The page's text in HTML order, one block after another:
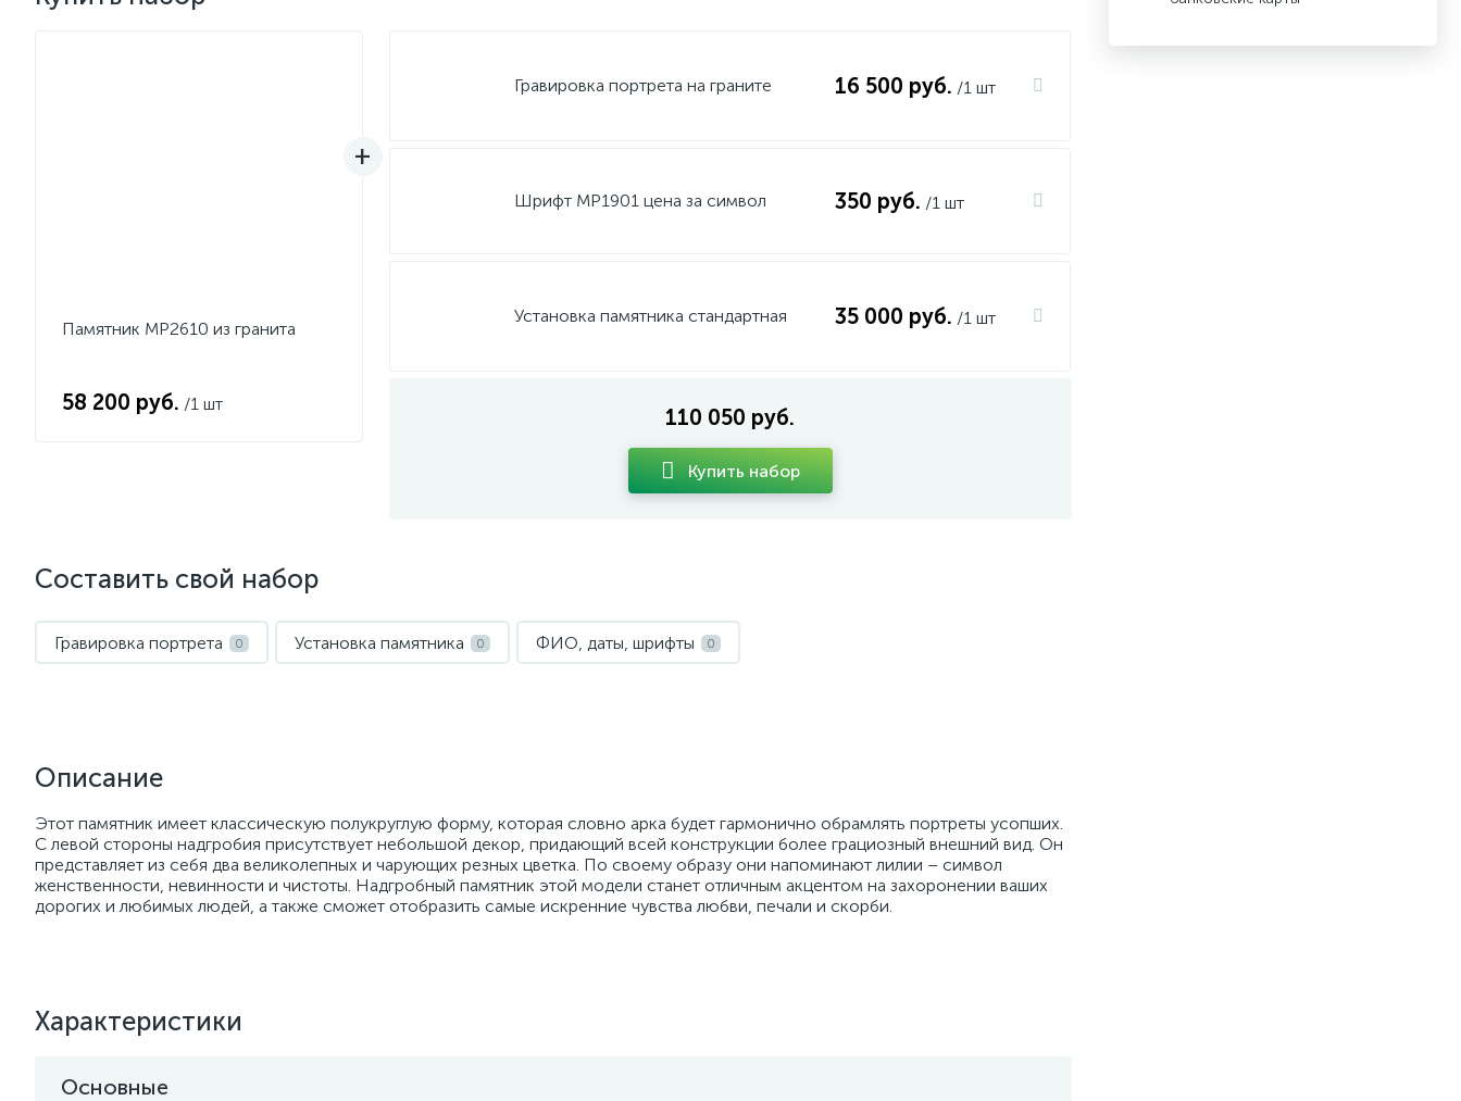
Памятник MP2610 из гранита
58 200 руб. /1 шт
Гравировка портрета на граните 16 500 руб. /1 шт
Шрифт MP1901 цена за символ 350 руб. /1 шт
Установка памятника стандартная 35 000 руб. /1 шт
110 050 руб.
Купить набор
Составить свой набор
Гравировка портрета 0 Установка памятника 0 ФИО, даты, шрифты 0
Описание
Этот памятник имеет классическую полукруглую форму, которая словно арка будет гармонично обрамлять портреты усопших.
С левой стороны надгробия присутствует небольшой декор, придающий всей конструкции более грациозный внешний вид. Он
представляет из себя два великолепных и чарующих резных цветка. По своему образу они напоминают лилии – символ
женственности, невинности и чистоты. Надгробный памятник этой модели станет отличным акцентом на захоронении ваших
дорогих и любимых людей, а также сможет отобразить самые искренние чувства любви, печали и скорби.
Характеристики
Основные